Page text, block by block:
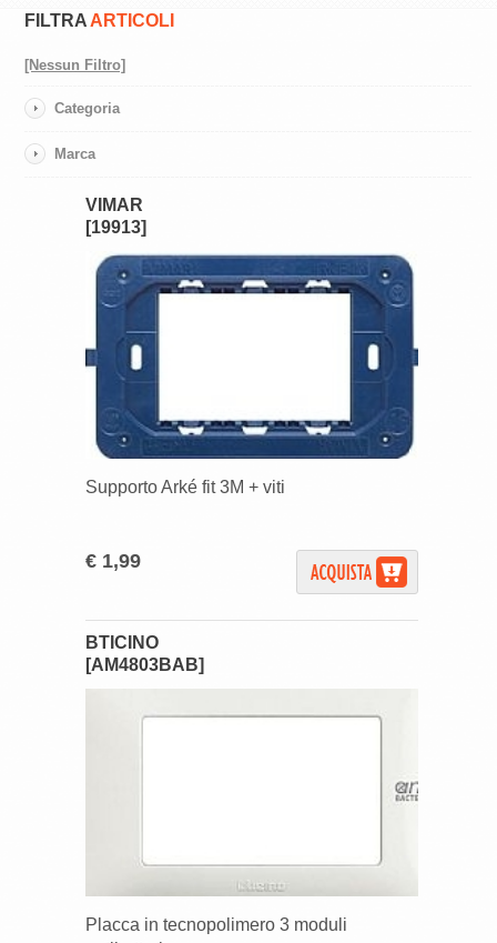
FILTRA ARTICOLI
[Nessun Filtro]
Categoria
Marca
VIMAR
[19913]
Supporto Arké fit 3M + viti
€ 1,99
BTICINO
[AM4803BAB]
Placca in tecnopolimero 3 moduli